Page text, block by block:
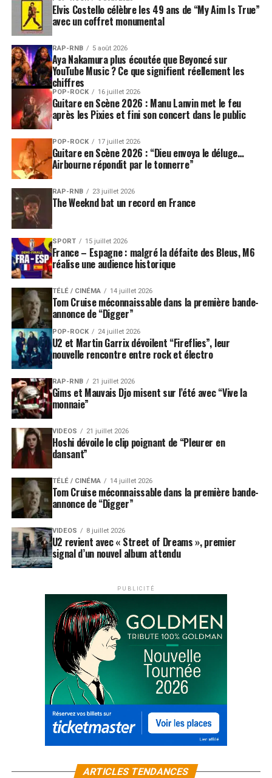
Elvis Costello célèbre les 49 ans de “My Aim Is True”
avec un coffret monumental
RAP-RNB 5 août 2026
Aya Nakamura plus écoutée que Beyoncé sur
YouTube Music ? Ce que signifient réellement les
chiffres
POP-ROCK 16 juillet 2026
Guitare en Scène 2026 : Manu Lanvin met le feu
après les Pixies et fini son concert dans le public
POP-ROCK 17 juillet 2026
Guitare en Scène 2026 : “Dieu envoya le déluge…
Airbourne répondit par le tonnerre”
RAP-RNB 23 juillet 2026
The Weeknd bat un record en France
SPORT 15 juillet 2026
France – Espagne : malgré la défaite des Bleus, M6
réalise une audience historique
TÉLÉ / CINÉMA 14 juillet 2026
Tom Cruise méconnaissable dans la première bande-
annonce de “Digger”
POP-ROCK 24 juillet 2026
U2 et Martin Garrix dévoilent “Fireflies”, leur
nouvelle rencontre entre rock et électro
RAP-RNB 21 juillet 2026
Gims et Mauvais Djo misent sur l’été avec “Vive la
monnaie”
VIDEOS 21 juillet 2026
Hoshi dévoile le clip poignant de “Pleurer en
dansant”
TÉLÉ / CINÉMA 14 juillet 2026
Tom Cruise méconnaissable dans la première bande-
annonce de “Digger”
VIDEOS 8 juillet 2026
U2 revient avec « Street of Dreams », premier
signal d’un nouvel album attendu
PUBLICITÉ
ARTICLES TENDANCES